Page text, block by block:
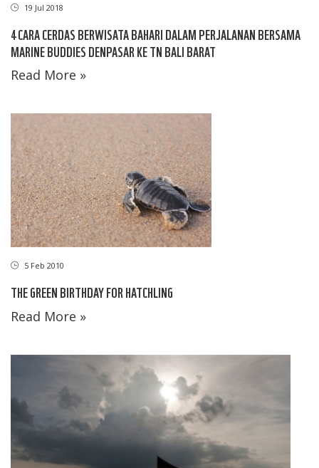
19 Jul 2018
4 CARA CERDAS BERWISATA BAHARI DALAM PERJALANAN BERSAMA
MARINE BUDDIES DENPASAR KE TN BALI BARAT
Read More »
5 Feb 2010
THE GREEN BIRTHDAY FOR HATCHLING
Read More »